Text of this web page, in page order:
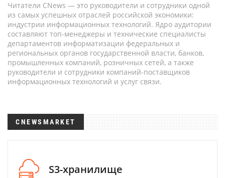
Читатели CNews — это руководители и сотрудники одной
из самых успешных отраслей российской экономики:
индустрии информационных технологий. Ядро аудитории
составляют топ-менеджеры и технические специалисты
департаментов информатизации федеральных и
региональных органов государственной власти, банков,
промышленных компаний, розничных сетей, а также
руководители и сотрудники компаний-поставщиков
информационных технологий и услуг связи.
CNEWSMARKET
S3-хранилище